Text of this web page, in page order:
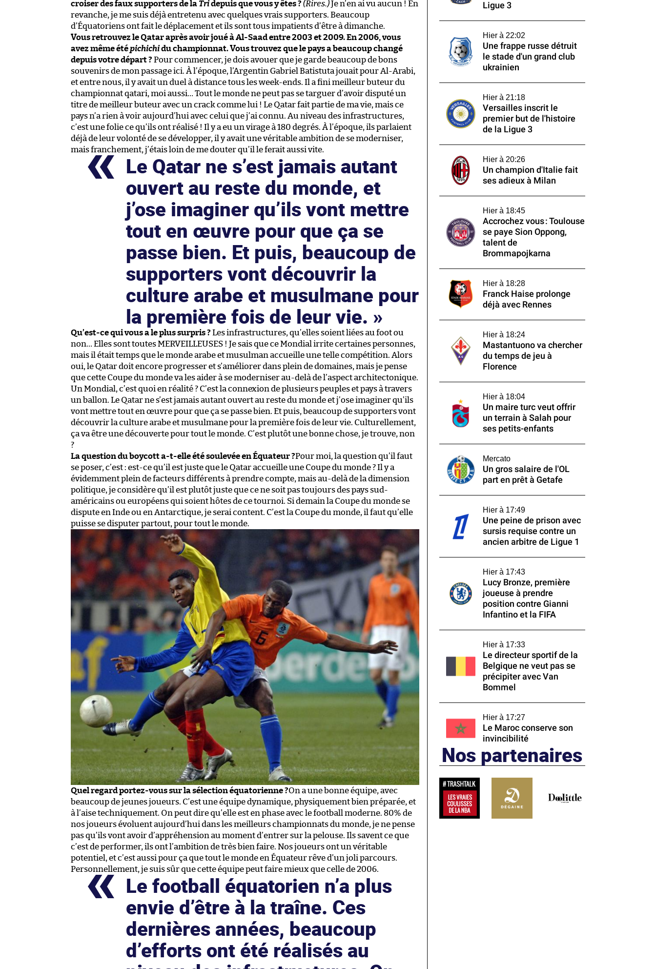
croiser des faux supporters de la Tridepuis que vous y êtes ? (Rires.)Je n’en ai vu aucun ! En
revanche, je me suis déjà entretenu avec quelques vrais supporters. Beaucoup
d’Équatoriens ont fait le déplacement et ils sont tous impatients d’être à dimanche.
Vous retrouvez le Qatar après avoir joué à Al-Saad entre 2003 et 2009. En 2006, vous
avez même étépichichidu championnat. Vous trouvez que le pays a beaucoup changé
depuis votre départ ? Pour commencer, je dois avouer que je garde beaucoup de bons
souvenirs de mon passage ici. À l’époque, l’Argentin Gabriel Batistuta jouait pour Al-Arabi,
et entre nous, il y avait un duel à distance tous les week-ends. Il a fini meilleur buteur du
championnat qatari, moi aussi… Tout le monde ne peut pas se targuer d’avoir disputé un
titre de meilleur buteur avec un crack comme lui ! Le Qatar fait partie de ma vie, mais ce
pays n’a rien à voir aujourd’hui avec celui que j’ai connu. Au niveau des infrastructures,
c’est une folie ce qu’ils ont réalisé ! Il y a eu un virage à 180 degrés. À l’époque, ils parlaient
déjà de leur volonté de se développer, il y avait une véritable ambition de se moderniser,
mais franchement, j’étais loin de me douter qu’il le ferait aussi vite.
Le Qatar ne s’est jamais autant
ouvert au reste du monde, et
j’ose imaginer qu’ils vont mettre
tout en œuvre pour que ça se
passe bien. Et puis, beaucoup de
supporters vont découvrir la
culture arabe et musulmane pour
la première fois de leur vie.
Qu’est-ce qui vous a le plus surpris ? Les infrastructures, qu’elles soient liées au foot ou
non… Elles sont toutes MERVEILLEUSES ! Je sais que ce Mondial irrite certaines personnes,
mais il était temps que le monde arabe et musulman accueille une telle compétition. Alors
oui, le Qatar doit encore progresser et s’améliorer dans plein de domaines, mais je pense
que cette Coupe du monde va les aider à se moderniser au-delà de l’aspect architectonique.
Un Mondial, c’est quoi en réalité ? C’est la connexion de plusieurs peuples et pays à travers
un ballon. Le Qatar ne s’est jamais autant ouvert au reste du monde et j’ose imaginer qu’ils
vont mettre tout en œuvre pour que ça se passe bien. Et puis, beaucoup de supporters vont
découvrir la culture arabe et musulmane pour la première fois de leur vie. Culturellement,
ça va être une découverte pour tout le monde. C’est plutôt une bonne chose, je trouve, non
?
La question du boycott a-t-elle été soulevée en Équateur ?Pour moi, la question qu’il faut
se poser, c’est : est-ce qu’il est juste que le Qatar accueille une Coupe du monde ? Il y a
évidemment plein de facteurs différents à prendre compte, mais au-delà de la dimension
politique, je considère qu’il est plutôt juste que ce ne soit pas toujours des pays sud-
américains ou européens qui soient hôtes de ce tournoi. Si demain la Coupe du monde se
dispute en Inde ou en Antarctique, je serai content. C’est la Coupe du monde, il faut qu’elle
puisse se disputer partout, pour tout le monde.
Quel regard portez-vous sur la sélection équatorienne ?On a une bonne équipe, avec
beaucoup de jeunes joueurs. C’est une équipe dynamique, physiquement bien préparée, et
à l’aise techniquement. On peut dire qu’elle est en phase avec le football moderne. 80% de
nos joueurs évoluent aujourd’hui dans les meilleurs championnats du monde, je ne pense
pas qu’ils vont avoir d’appréhension au moment d’entrer sur la pelouse. Ils savent ce que
c’est de performer, ils ont l’ambition de très bien faire. Nos joueurs ont un véritable
potentiel, et c’est aussi pour ça que tout le monde en Équateur rêve d’un joli parcours.
Personnellement, je suis sûr que cette équipe peut faire mieux que celle de 2006.
Le football équatorien n’a plus
envie d’être à la traîne. Ces
dernières années, beaucoup
d’efforts ont été réalisés au
Ligue 3
Hier à 22:02
Une frappe russe détruit
le stade d'un grand club
ukrainien
Hier à 21:18
Versailles inscrit le
premier but de l'histoire
de la Ligue 3
Hier à 20:26
Un champion d'Italie fait
ses adieux à Milan
Hier à 18:45
Accrochez vous : Toulouse
se paye Sion Oppong,
talent de
Brommapojkarna
Hier à 18:28
Franck Haise prolonge
déjà avec Rennes
Hier à 18:24
Mastantuono va chercher
du temps de jeu à
Florence
Hier à 18:04
Un maire turc veut offrir
un terrain à Salah pour
ses petits-enfants
Mercato
Un gros salaire de l'OL
part en prêt à Getafe
Hier à 17:49
Une peine de prison avec
sursis requise contre un
ancien arbitre de Ligue 1
Hier à 17:43
Lucy Bronze, première
joueuse à prendre
position contre Gianni
Infantino et la FIFA
Hier à 17:33
Le directeur sportif de la
Belgique ne veut pas se
précipiter avec Van
Bommel
Hier à 17:27
Le Maroc conserve son
invincibilité
Nos partenaires